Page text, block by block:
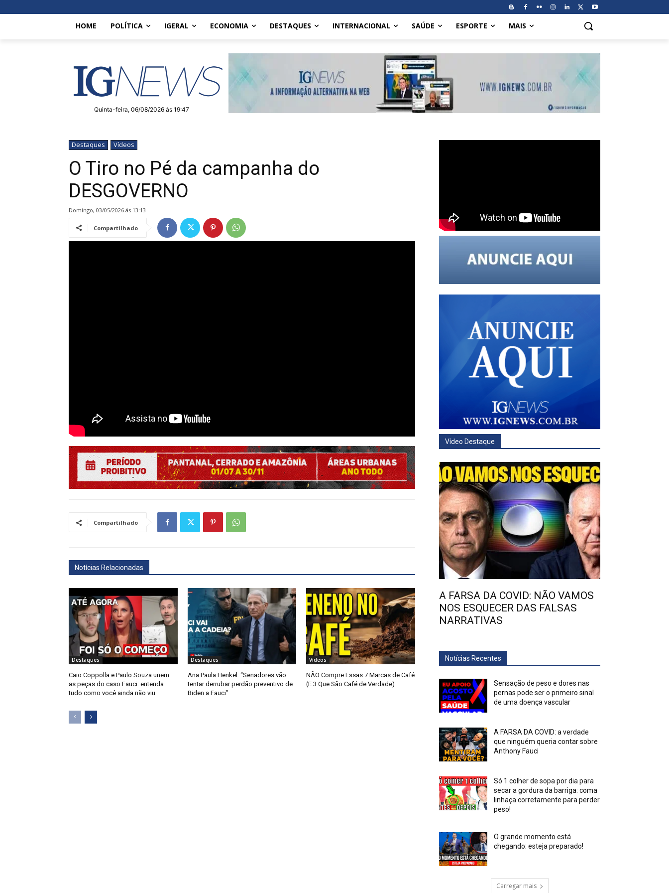
HOME POLÍTICA IGERAL ECONOMIA DESTAQUES INTERNACIONAL SAÚDE ESPORTE MAIS
Quinta-feira, 06/08/2026 às 19:47
Destaques Vídeos
O Tiro no Pé da campanha do
DESGOVERNO
domingo, 03/05/2026 ás 13:13
Compartilhado
Compartilhado
Notícias Relacionadas
Destaques
Caio Coppolla e Paulo Souza unem
as peças do caso Fauci: entenda
tudo como você ainda não viu
Destaques
Ana Paula Henkel: “Senadores vão
tentar derrubar perdão preventivo de
Biden a Fauci”
Vídeos
NÃO Compre Essas 7 Marcas de Café
(E 3 Que São Café de Verdade)
Vídeo Destaque
A FARSA DA COVID: NÃO VAMOS
NOS ESQUECER DAS FALSAS
NARRATIVAS
Notícias Recentes
Sensação de peso e dores nas
pernas pode ser o primeiro sinal
de uma doença vascular
A FARSA DA COVID: a verdade
que ninguém queria contar sobre
Anthony Fauci
Só 1 colher de sopa por dia para
secar a gordura da barriga: coma
linhaça corretamente para perder
peso!
O grande momento está
chegando: esteja preparado!
Carregar mais